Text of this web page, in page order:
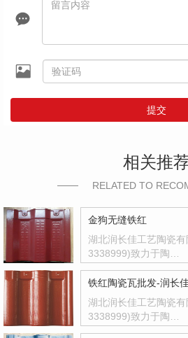
提交
相关推
RELATED TO
金狗无缝铁红
湖北润长佳工艺陶瓷
3338999)致力于陶…
铁红陶瓷瓦批发-润长
湖北润长佳工艺陶瓷
3338999)致力于陶…